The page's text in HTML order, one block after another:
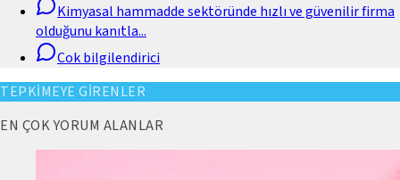
Kimyasal hammadde sektöründe hızlı ve güvenilir firma
olduğunu kanıtla...
Cok bilgilendirici
TEPKİMEYE GİRENLER
EN ÇOK YORUM ALANLAR